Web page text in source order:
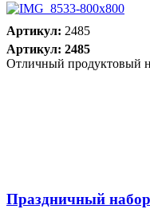
Артикул: 2485
Артикул: 2485
Отличный продуктовый
Праздничный